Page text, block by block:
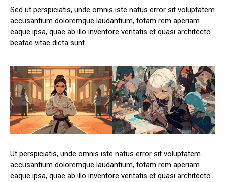
Sed ut perspiciatis, unde omnis iste natus error sit voluptatem
accusantium doloremque laudantium, totam rem aperiam
eaque ipsa, quae ab illo inventore veritatis et quasi architecto
beatae vitae dicta sunt.
Ut perspiciatis, unde omnis iste natus error sit voluptatem
accusantium doloremque laudantium, totam rem aperiam
eaque ipsa, quae ab illo inventore veritatis et quasi architecto